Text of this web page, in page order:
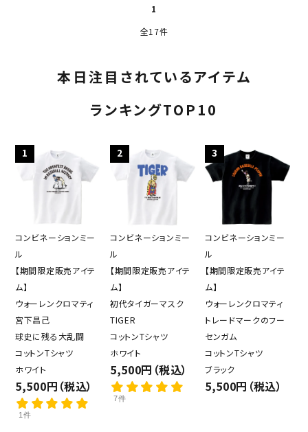
1
全17件
本日注目されているアイテム
ランキングTOP10
1
コンビネーションミー
ル
【期間限定販売アイテ
ム】
ウォーレンクロマティ
宮下昌己
球史に残る大乱闘
コットンTシャツ
ホワイト
5,500円（税込）
1件
2
コンビネーションミー
ル
【期間限定販売アイテ
ム】
初代タイガーマスク
TIGER
コットンTシャツ
ホワイト
5,500円（税込）
7件
3
コンビネーションミー
ル
【期間限定販売アイテ
ム】
ウォーレンクロマティ
トレードマークのフー
センガム
コットンTシャツ
ブラック
5,500円（税込）